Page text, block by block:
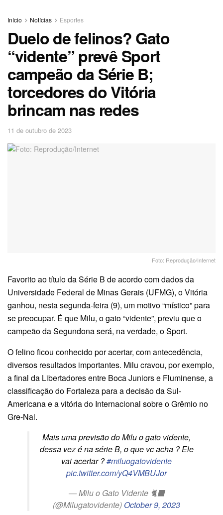
Início Notícias Esportes
Duelo de felinos? Gato
“vidente” prevê Sport
campeão da Série B;
torcedores do Vitória
brincam nas redes
11 de outubro de 2023
Foto: Reprodução/Internet
Favorito ao título da Série B de acordo com dados da
Universidade Federal de Minas Gerais (UFMG), o Vitória
ganhou, nesta segunda-feira (9), um motivo “místico” para
se preocupar. É que Milu, o gato “vidente”, previu que o
campeão da Segundona será, na verdade, o Sport.
O felino ficou conhecido por acertar, com antecedência,
diversos resultados importantes. Milu cravou, por exemplo,
a final da Libertadores entre Boca Juniors e Fluminense, a
classificação do Fortaleza para a decisão da Sul-
Americana e a vitória do Internacional sobre o Grêmio no
Gre-Nal.
Mais uma previsão do Milu o gato vidente,
dessa vez é na série B, o que vc acha ? Ele
vai acertar ?#miluogatovidente
pic.twitter.com/yQ4VMBUJor
— Milu o Gato Vidente 🐈‍⬛
(@Milugatovidente) October 9, 2023